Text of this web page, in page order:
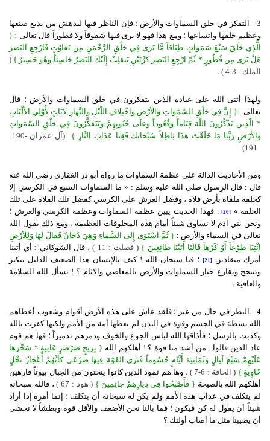
3 - التفكر في خلق السماوات والأرض ؛ فإن الناظر فيها ليدهش من بديع صنعها
وعظيم خلقها واتساعها ؛ ومع هذا فهو لا يرى فيها شقوقاً ولا فطوراً قال تعالى : {
الَّذِي خَلَقَ سَبْعَ سَمَوَاتٍ طِبَاقاً مَّا تَرَى فِي خَلْقِ الرَّحْمَنِ مِن تَفَاوُتٍ فَارْجِعِ البَصَرَ
هَلْ تَرَى مِن فُطُورٍ * ثُمَّ ارْجِعِ البَصَرَ كَرَّتَيْنِ يَنقَلِبْ إِلَيْكَ البَصَرُ خَاسِئاً وَهُوَ حَسِيرٌ } (
الملك : 3-4 )
.
ولهذا أثنى الله على عباده الذين يتفكرون في خلق السماوات والأرض ؛ قال
تعالى : { إِنَّ فِي خَلْقِ السَّمَوَاتِ وَالأَرْضِ وَاخْتِلافِ اللَّيْلِ وَالنَّهَارِ لآيَاتٍ لأُوْلِي الأَلْبَابِ
* الَّذِينَ يَذْكُرُونَ اللَّهَ قِيَاماً وَقُعُوداً وَعَلَى جُنُوبِهِمْ وَيَتَفَكَّرُونَ فِي خَلْقِ السَّمَوَاتِ
وَالأَرْضِ رَبَّنَا مَا خَلَقْتَ هَذَا بَاطِلاً سُبْحَانَكَ فَقِنَا عَذَابَ النَّارِ }
)آل عمران:190-
(191
ومن الأحاديث الدالة على عظمة السماوات ما رواه أبو ذر الغفاري رضي الله عنه
قال : قال الرسول صلى الله عليه وسلم : « ما السماوات السبع في الكرسي إلا
كحلقة ملقاة بأرض فلاة ، وفضل العرش على الكرسي كفضل تلك الفلاة على تلك
الحلقة » [20]
. فهذا الحديث يبين عظمة السماوات وعظمة الكرسي والعرش ؛
ونحن بني آدم لا نساوي شيئاً أمام هذه المخلوقات العظيمة ، ومع ذلك يقول الله
تعالى في السماء والأرض : { ثُمَّ اسْتَوَى إِلَى السَّمَاءِ وَهِيَ دُخَانٌ فَقَالَ لَهَا وَلِلأَرْضِ
ائْتِيَا طَوْعاً أَوْ كَرْهاً قَالَتَا أَتَيْنَا طَائِعِينَ } ( فصلت : 11 )
، قال الشوكاني : أي أتينا
أمرك منقادين[21]
؛ فيا سبحان الله ! كيف بالإنسان هذا الضعيف الذليل يتكبر
ويتبجح ويقارع جبار السماوات والأرض بالمعاصي والآثام ؟ ! نسأل الله السلامة
والعافية .
4 - النظر في حال من غبر ؛ فلقد عاش على هذه الأرض أقوام وشعوب أعطاهم
الله بسطة في الجسم وقوة في البدن لم يعطها أمة من الأمم ولكنها كفرت بالله
وكذبت بالرسل ؛ فأذاقها الله لباس الجوع والخوف ودمرهم تدميراً ؛ فها هم قوم
عاد الذين قالوا : من أشد منا قوة ؟ ! أهلكهم الله { بِرِيحٍ صَرْصَرٍ عَاتِيَةٍ * سَخَّرَهَا
عَلَيْهِمْ سَبْعَ لَيَالٍ وَثَمَانِيَةَ أَيَّامٍ حُسُوماً فَتَرَى القَوْمَ فِيهَا صَرْعَى كَأَنَّهُمْ أَعْجَازُ نَخْلٍ
خَاوِيَةٍ } ( الحاقة : 6-7 )
، وها هم ثمود الذين كانوا ينحتون من الجبال بيوتاً فارهين
أهلكهم الله بالصيحة { فَأَصْبَحُوا فِي دِيَارِهِمْ جَاثِمِينَ } ( هود : 67 )
، فالله سبحانه
لم يتكلف في عذاب هذه الأمم ولم يكن له سبحانه أن يتكلف ؛ إنما أمره إذا أراد
شيئاً أن يقول له كن فيكون ؛ فما بالنا نحن الأضعف والأقل قوة وبطشاً لا نخشى
أن يصيبنا مثل ما أصاب أولئك ؟